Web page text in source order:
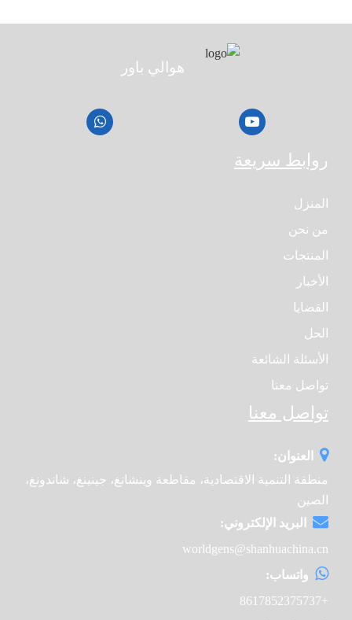
هوالي باور
روابط سريعة
المنزل
من نحن
المنتجات
الأخبار
القضايا
الحل
الأسئلة الشائعة
تواصل معنا
تواصل معنا
العنوان:
منطقة التنمية الاقتصادية، مقاطعة وينشانغ، جينينغ، شاندونغ،
الصين
البريد الإلكتروني:
worldgens@shanhuachina.cn
واتساب:
+8617852375737